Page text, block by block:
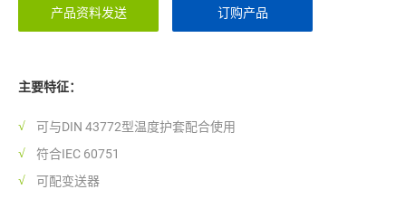
产品资料发送 订购产品
主要特征：
可与DIN 43772型温度护套配合使用
符合IEC 60751
可配变送器